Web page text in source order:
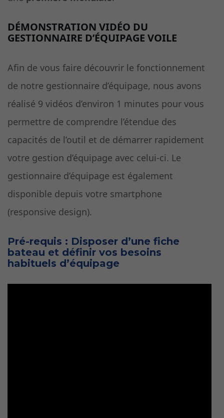
DÉMONSTRATION VIDÉO DU
GESTIONNAIRE D’ÉQUIPAGE VOILE
Afin de vous faire découvrir le fonctionnement
de notre gestionnaire d’équipage, nous avons
réalisé 9 vidéos d’environ 1 minutes pour vous
permettre de comprendre l’étendue des
capacités de l’outil et de démarrer rapidement
votre gestion d’équipage avec celui-ci. Le
gestionnaire d’équipage est également
disponible depuis votre smartphone
(responsive design).
Pré-requis : Disposer d’une fiche
bateau et définir vos besoins
habituels d’équipage